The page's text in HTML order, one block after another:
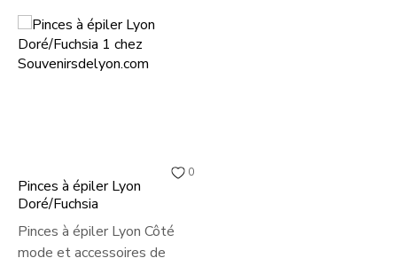
0
Pinces à épiler Lyon
Doré/Fuchsia
Pinces à épiler Lyon Côté
mode et accessoires de